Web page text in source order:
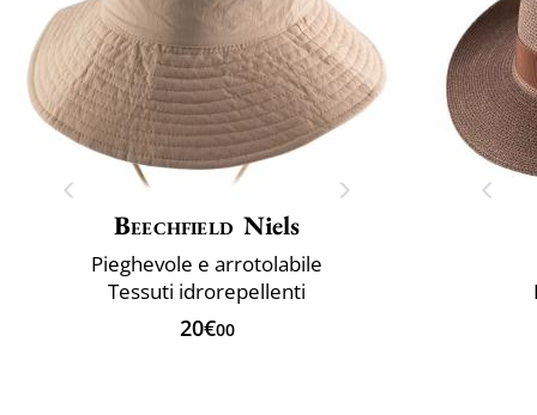
Beechfield Niels
Pieghevole e arrotolabile
Tessuti idrorepellenti
20€00